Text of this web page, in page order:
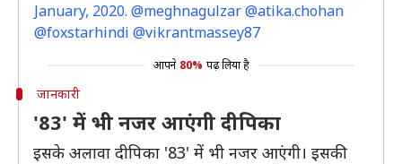
January, 2020. @meghnagulzar @atika.chohan
@foxstarhindi @vikrantmassey87
आपने 80% पढ़ लिया है
जानकारी
'83' में भी नजर आएंगी दीपिका
इसके अलावा दीपिका '83' में भी नजर आएंगी। इसकी